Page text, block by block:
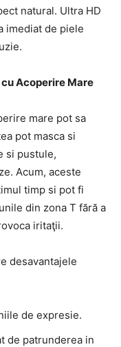
natural. Ultra HD
imediat de piele
Acoperire Mare
mare pot sa
pot masca si
si pustule,
Acum, aceste
timp si pot fi
din zona T fără a
iritaţii.
desavantajele
de expresie.
de patrunderea in